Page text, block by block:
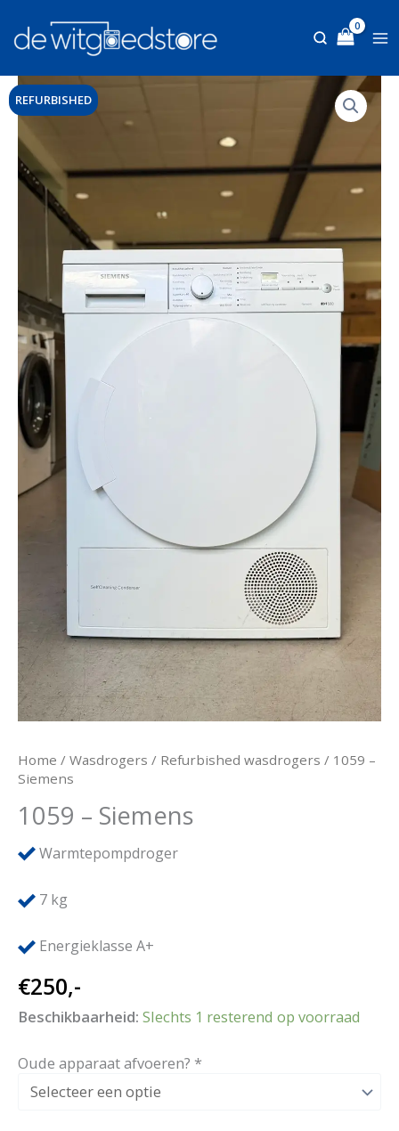
naar
de
inhoud
REFURBISHED
Home / Wasdrogers / Refurbished wasdrogers / 1059 –
Siemens
1059 – Siemens
Warmtepompdroger
7 kg
Energieklasse A+
€250,-
Beschikbaarheid: Slechts 1 resterend op voorraad
Oude apparaat afvoeren? *